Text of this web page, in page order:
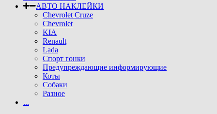
АВТО НАКЛЕЙКИ
Chevrolet Cruze
Chevrolet
KIA
Renault
Lada
Спорт гонки
Предупреждающие информирующие
Коты
Собаки
Разное
...